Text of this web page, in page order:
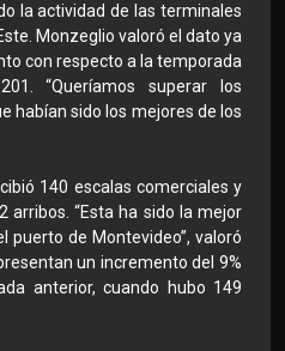
la actividad de las terminales
Monzeglio valoró el dato ya
con respecto a la temporada
“Queríamos superar los
habían sido los mejores de los
140 escalas comerciales y
arribos. “Esta ha sido la mejor
puerto de Montevideo”, valoró
un incremento del 9%
anterior, cuando hubo 149